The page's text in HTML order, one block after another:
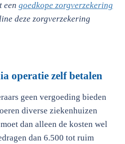
een goedkope zorgverzekering
deze zorgverzekering
operatie zelf betalen
geen vergoeding bieden
diverse ziekenhuizen
dan alleen de kosten wel
dan 6.500 tot ruim